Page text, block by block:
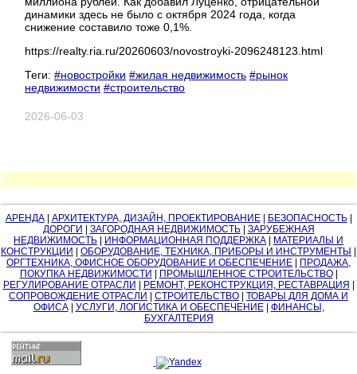
динамики здесь не было с октября 2024 года, когда
снижение составило тоже 0,1%.
https://realty.ria.ru/20260603/novostroyki-2096248123.html
Теги: #новостройки #жилая недвижимость #рынок
недвижимости #строительство
2026-06-03
АРЕНДА| АРХИТЕКТУРА, ДИЗАЙН, ПРОЕКТИРОВАНИЕ| БЕЗОПАСНОСТЬ|
ДОРОГИ
ЗАГОРОДНАЯ НЕДВИЖИМОСТЬ| ЗАРУБЕЖНАЯ
НЕДВИЖИМОСТЬ
ИНФОРМАЦИОННАЯ ПОДДЕРЖКА
МАТЕРИАЛЫ И
КОНСТРУКЦИИ
ОБОРУДОВАНИЕ, ТЕХНИКА, ПРИБОРЫ И ИНСТРУМЕНТЫ
ОРГТЕХНИКА, ОФИСНОЕ ОБОРУДОВАНИЕ И ОБЕСПЕЧЕНИЕ
ПРОДАЖА,
ПОКУПКА НЕДВИЖИМОСТИ
ПРОМЫШЛЕННОЕ СТРОИТЕЛЬСТВО|
РЕГУЛИРОВАНИЕ ОТРАСЛИ
РЕМОНТ, РЕКОНСТРУКЦИЯ, РЕСТАВРАЦИЯ
СОПРОВОЖДЕНИЕ ОТРАСЛИ
СТРОИТЕЛЬСТВО
ТОВАРЫ ДЛЯ ДОМА И
ОФИСА| УСЛУГИ, ЛОГИСТИКА И ОБЕСПЕЧЕНИЕ| ФИНАНСЫ,
БУХГАЛТЕРИЯ